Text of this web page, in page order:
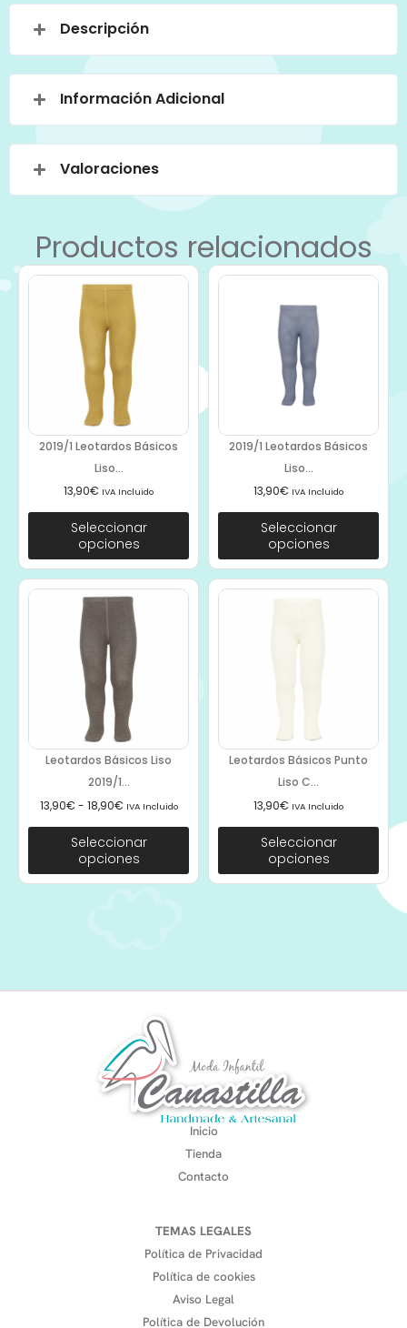
Descripción
Información Adicional
Valoraciones
Productos relacionados
2019/1 Leotardos Básicos
Liso...
13,90€ IVA Incluido
Seleccionar
opciones
2019/1 Leotardos Básicos
Liso...
13,90€ IVA Incluido
Seleccionar
opciones
Leotardos Básicos Liso
2019/1...
13,90€ - 18,90€ IVA Incluido
Seleccionar
opciones
Leotardos Básicos Punto
Liso C...
13,90€ IVA Incluido
Seleccionar
opciones
Inicio
Tienda
Contacto
TEMAS LEGALES
Política de Privacidad
Política de cookies
Aviso Legal
Política de Devolución